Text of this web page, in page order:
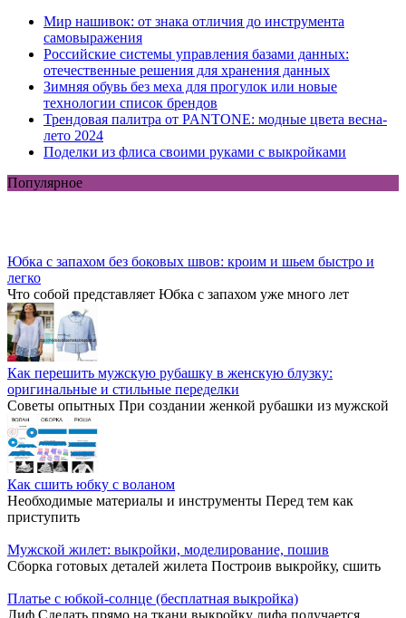
Мир нашивок: от знака отличия до инструмента
самовыражения
Российские системы управления базами данных:
отечественные решения для хранения данных
Зимняя обувь без меха для прогулок или новые
технологии список брендов
Трендовая палитра от PANTONE: модные цвета весна-
лето 2024
Поделки из флиса своими руками с выкройками
Популярное
Юбка с запахом без боковых швов: кроим и шьем быстро и
легко
Что собой представляет Юбка с запахом уже много лет
Как перешить мужскую рубашку в женскую блузку:
оригинальные и стильные переделки
Советы опытных При создании женкой рубашки из мужской
Как сшить юбку с воланом
Необходимые материалы и инструменты Перед тем как
приступить
Мужской жилет: выкройки, моделирование, пошив
Сборка готовых деталей жилета Построив выкройку, сшить
Платье с юбкой-солнце (бесплатная выкройка)
Лиф Сделать прямо на ткани выкройку лифа получается